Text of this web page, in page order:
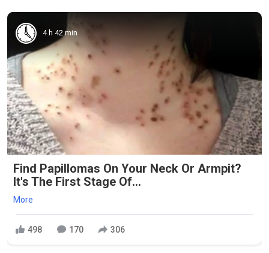
4 h 42 min
Find Papillomas On Your Neck Or Armpit?
It's The First Stage Of...
More
498 170 306